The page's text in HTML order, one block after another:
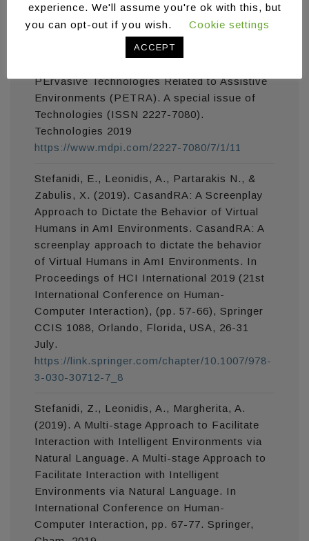
Stefanidi E.; Foukarakis M.; Arampatzis D.;
Korozi M.; Leonidis A.; Antona M. (2019).
ParlAmI: A Multimodal Approach for
PErvasive Technologies Related to Assistive
Environments (PETRA). A special issue of
Technologies (ISSN 2227-7080).
Technologies 2019
https://www.mdpi.com/2227-7080/7/1/11
Stefanidi, E., Leonidis, A., Partarakis N., &
Zabulis, X. (2019). CasandRA: A Screenplay
Approach to Dictate the Behavior of Virtual
Humans in AmI Environments. CasandRA: A
screenplay approach to dictate the behavior
of Virtual Humans in AmI Environments. In
Proceedings of HCI International 2019 (21st
International Conference on Human-
Computer Interaction), (pp. 57-66), Springer
CCIS 1088, Orlando, Florida, USA, 26-31
July.
https://link.springer.com/chapter/10.1007/978-
3-030-30712-7_8
Stefanidi, Z., Leonidis, A., Margherita, A.
(2019). A Multi-stage Approach to Facilitate
Interaction with Intelligent Environments via
Natural Language. A Multi-stage Approach to
Facilitate Interaction with Intelligent
Environments via Natural Language. In
International Conference on Human-
Computer Interaction, pp. 67-77. Springer,
experience. We'll assume you're ok with this, but
you can opt-out if you wish.
Cookie settings
ACCEPT